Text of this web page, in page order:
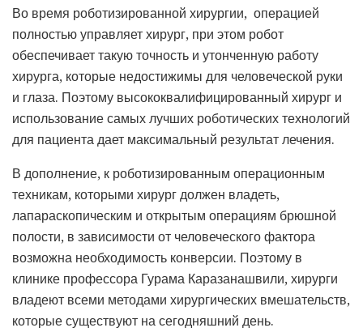
Во время роботизированной хирургии, операцией
полностью управляет хирург, при этом робот
обеспечивает такую точность и утонченную работу
хирурга, которые недостижимы для человеческой руки
и глаза. Поэтому высококвалифицированный хирург и
использование самых лучших роботических технологий
для пациента дает максимальный результат лечения.
В дополнение, к роботизированным операционным
техникам, которыми хирург должен владеть,
лапараскопическим и открытым операциям брюшной
полости, в зависимости от человеческого фактора
возможна необходимость конверсии. Поэтому в
клинике профессора Гурама Каразанашвили, хирурги
владеют всеми методами хирургических вмешательств,
которые существуют на сегодняшний день.